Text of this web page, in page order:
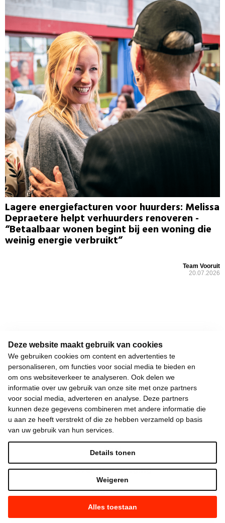
Deze website maakt gebruik van cookies
We gebruiken cookies om content en advertenties te
personaliseren, om functies voor social media te bieden en
om ons websiteverkeer te analyseren. Ook delen we
informatie over uw gebruik van onze site met onze partners
voor social media, adverteren en analyse. Deze partners
kunnen deze gegevens combineren met andere informatie die
u aan ze heeft verstrekt of die ze hebben verzameld op basis
van uw gebruik van hun services.
Alles toestaan
Weigeren
Details tonen
Lagere energiefacturen voor huurders: Melissa
Depraetere helpt verhuurders renoveren -
“Betaalbaar wonen begint bij een woning die
weinig energie verbruikt”
Team Vooruit
20.07.2026
Keizerslaan 13
1000 Brussel
02 552 02 00
hallo@vooruit.org
Snel
Over de beweging
Algemeen